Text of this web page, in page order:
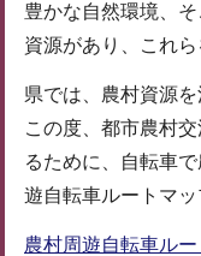
豊かな自然環境、
資源があり、これ
県では、農村資源
この度、都市農村
るために、自転車
遊自転車ルートマッ
農村周遊自転車ル